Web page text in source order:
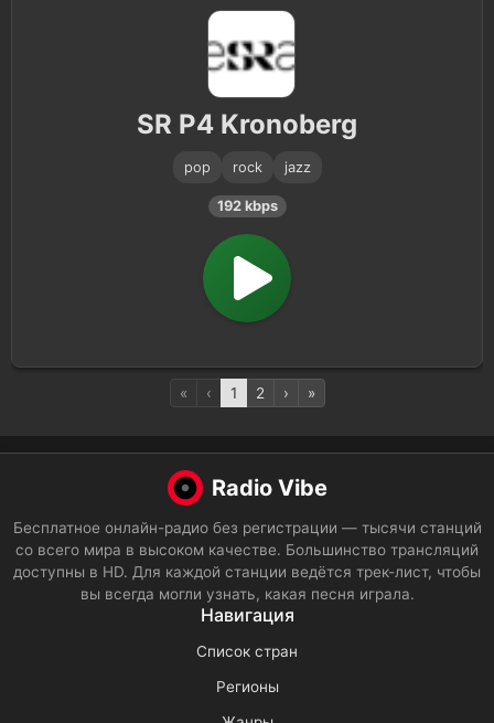
SR P4 Kronoberg
pop rock jazz
192 kbps
« ‹ 1 2 › »
Radio Vibe
Бесплатное онлайн-радио без регистрации — тысячи станций
со всего мира в высоком качестве. Большинство трансляций
доступны в HD. Для каждой станции ведётся трек-лист, чтобы
вы всегда могли узнать, какая песня играла.
Навигация
Список стран
Регионы